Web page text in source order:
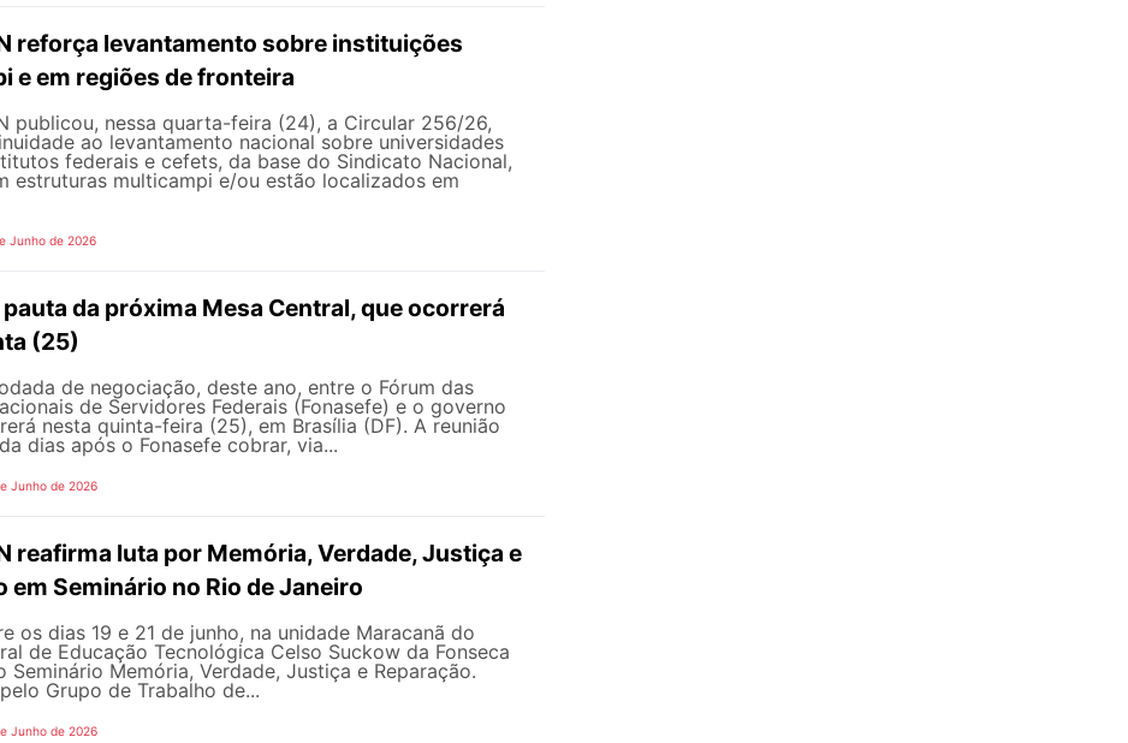
reforça levantamento sobre instituições
e em regiões de fronteira
publicou, nessa quarta-feira (24), a Circular 256/26,
ao levantamento nacional sobre universidades
federais e cefets, da base do Sindicato Nacional,
estruturas multicampi e/ou estão localizados em
Junho de 2026
pauta da próxima Mesa Central, que ocorrerá
(25)
de negociação, deste ano, entre o Fórum das
de Servidores Federais (Fonasefe) e o governo
nesta quinta-feira (25), em Brasília (DF). A reunião
dias após o Fonasefe cobrar, via...
Junho de 2026
reafirma luta por Memória, Verdade, Justiça e
em Seminário no Rio de Janeiro
os dias 19 e 21 de junho, na unidade Maracanã do
de Educação Tecnológica Celso Suckow da Fonseca
Seminário Memória, Verdade, Justiça e Reparação.
Grupo de Trabalho de...
Junho de 2026